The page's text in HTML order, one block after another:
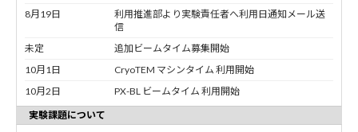
8月19日
利用推進部より実験責任者へ利用日通知メール送
信
未定
追加ビームタイム募集開始
10月1日
CryoTEM マシンタイム 利用開始
10月2日
PX-BL ビームタイム 利用開始
実験課題について